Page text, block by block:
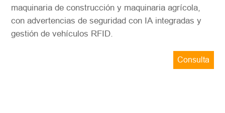
maquinaria de construcción y maquinaria agrícola,
con advertencias de seguridad con IA integradas y
gestión de vehículos RFID.
Consulta